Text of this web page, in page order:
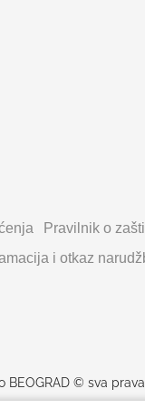
Pravilnik o
i otkaz
BEOGRAD © sva